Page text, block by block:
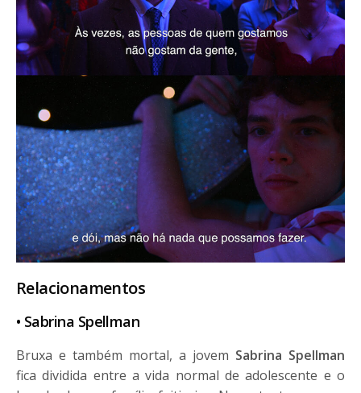
Relacionamentos
• Sabrina Spellman
Bruxa e também mortal, a jovem Sabrina Spellman
fica dividida entre a vida normal de adolescente e o